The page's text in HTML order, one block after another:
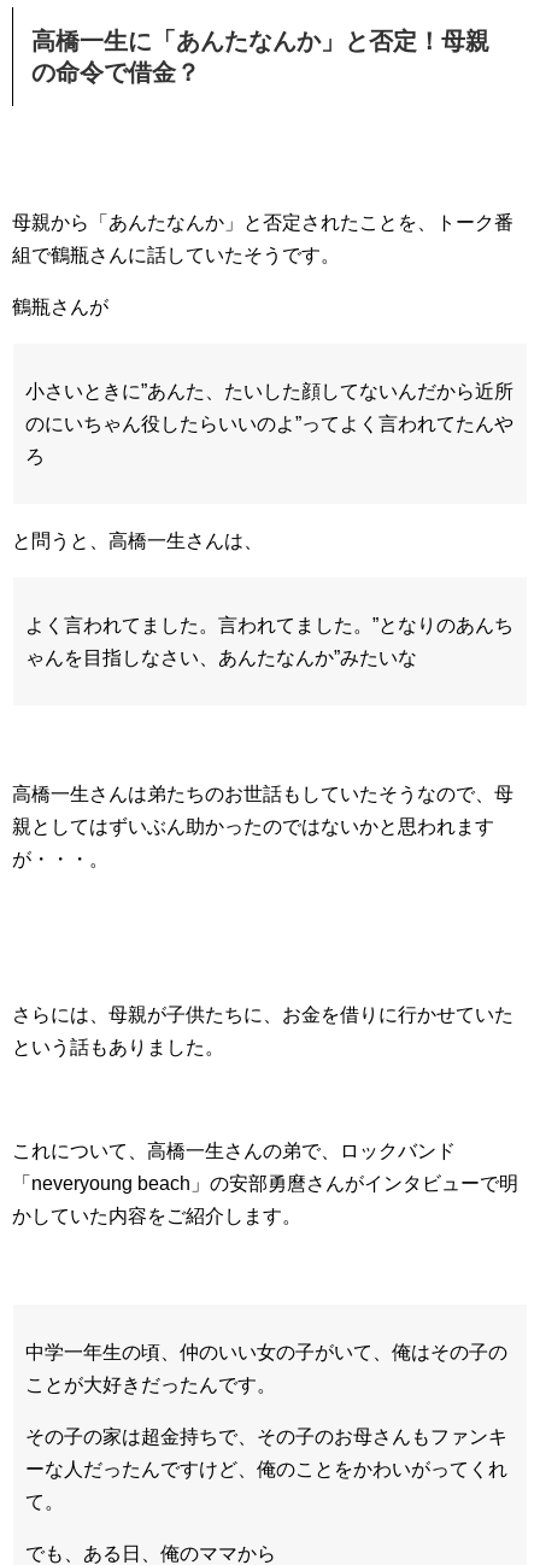
高橋一生に「あんたなんか」と否定！母親
の命令で借金？
母親から「あんたなんか」と否定されたことを、トーク番
組で鶴瓶さんに話していたそうです。
鶴瓶さんが
小さいときに”あんた、たいした顔してないんだから近所
のにいちゃん役したらいいのよ”ってよく言われてたんや
ろ
と問うと、高橋一生さんは、
よく言われてました。言われてました。”となりのあんち
ゃんを目指しなさい、あんたなんか”みたいな
高橋一生さんは弟たちのお世話もしていたそうなので、母
親としてはずいぶん助かったのではないかと思われます
が・・・。
さらには、母親が子供たちに、お金を借りに行かせていた
という話もありました。
これについて、高橋一生さんの弟で、ロックバンド
「neveryoung beach」の安部勇麿さんがインタビューで明
かしていた内容をご紹介します。
中学一年生の頃、仲のいい女の子がいて、俺はその子の
ことが大好きだったんです。
その子の家は超金持ちで、その子のお母さんもファンキ
ーな人だったんですけど、俺のことをかわいがってくれ
て。
でも、ある日、俺のママから